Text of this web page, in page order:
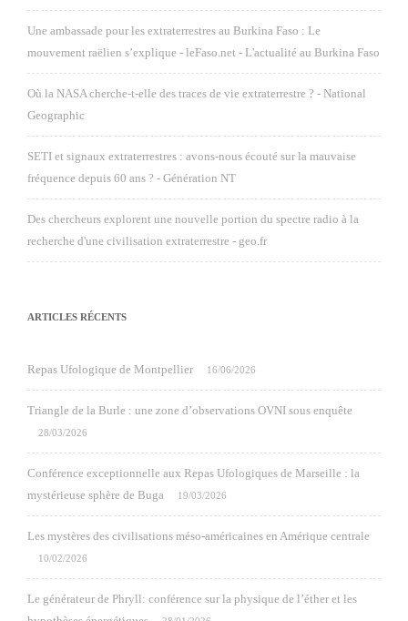
Une ambassade pour les extraterrestres au Burkina Faso : Le
mouvement raëlien s’explique - leFaso.net - L'actualité au Burkina Faso
Où la NASA cherche-t-elle des traces de vie extraterrestre ? - National
Geographic
SETI et signaux extraterrestres : avons-nous écouté sur la mauvaise
fréquence depuis 60 ans ? - Génération NT
Des chercheurs explorent une nouvelle portion du spectre radio à la
recherche d'une civilisation extraterrestre - geo.fr
ARTICLES RÉCENTS
Repas Ufologique de Montpellier 16/06/2026
Triangle de la Burle : une zone d’observations OVNI sous enquête
28/03/2026
Conférence exceptionnelle aux Repas Ufologiques de Marseille : la
mystérieuse sphère de Buga
19/03/2026
Les mystères des civilisations méso-américaines en Amérique centrale
10/02/2026
Le générateur de Phryll: conférence sur la physique de l’éther et les